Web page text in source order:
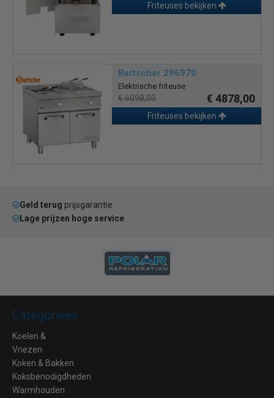
Friteuses bekijken
Bartscher 296970
Elektrische friteuse
€ 6098,00 € 4878,00
Friteuses bekijken
Geld terug prijsgarantie
Lage prijzen hoge service
Categorieën
Koelen &
Vriezen
Koken & Bakken
Koksbenodigdheden
Warmhouden